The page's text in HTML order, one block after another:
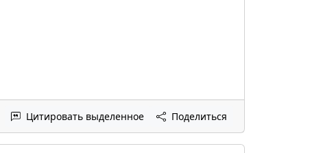
Цитировать выделенное Поделиться